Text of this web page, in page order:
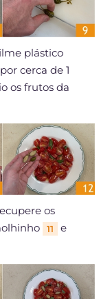
plástico
cerca de 1
os frutos da
os
11
e